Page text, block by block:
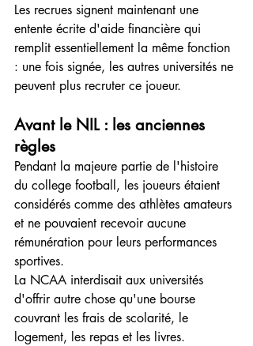
Les recrues signent maintenant une
entente écrite d'aide financière qui
remplit essentiellement la même fonction
: une fois signée, les autres universités ne
peuvent plus recruter ce joueur.
Avant le NIL : les anciennes
règles
Pendant la majeure partie de l'histoire
du college football, les joueurs étaient
considérés comme des athlètes amateurs
et ne pouvaient recevoir aucune
rémunération pour leurs performances
sportives.
La NCAA interdisait aux universités
d'offrir autre chose qu'une bourse
couvrant les frais de scolarité, le
logement, les repas et les livres.